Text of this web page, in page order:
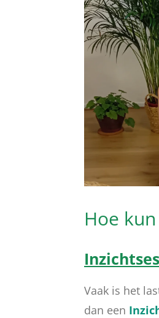
Hoe
Vaak is het
dan een